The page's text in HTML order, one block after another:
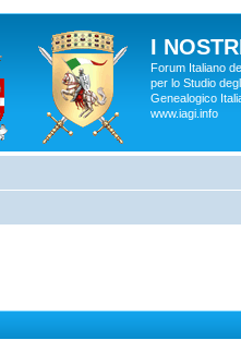
I
Forum Italiano
per lo Studio
Genealogico
www.iagi.info